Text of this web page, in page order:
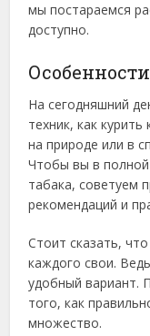
мы постараемся
доступно.
На сегодняшний
техник, как
на природе или в
Чтобы вы в полной
табака, советуем
рекомендаций и
Стоит сказать,
каждого свои.
удобный вариант.
того, как
множество.